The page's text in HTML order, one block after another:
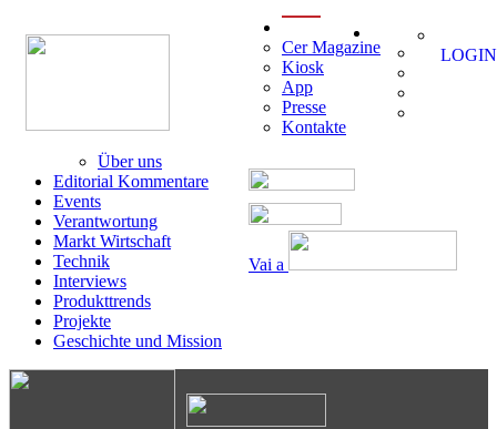
Vai a
Cer Magazine
Kiosk
App
Presse
Kontakte
Über uns
Editorial Kommentare
Events
Verantwortung
Markt Wirtschaft
Technik
Interviews
Produkttrends
Projekte
Geschichte und Mission
LOGIN